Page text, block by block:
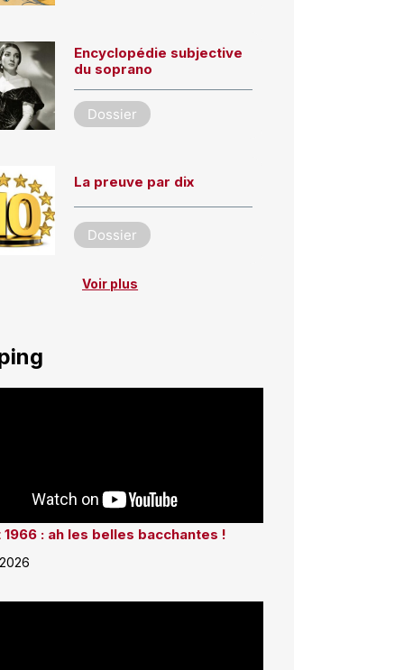
Encyclopédie subjective
du soprano
Dossier
La preuve par dix
Dossier
Voir plus
1966 : ah les belles bacchantes !